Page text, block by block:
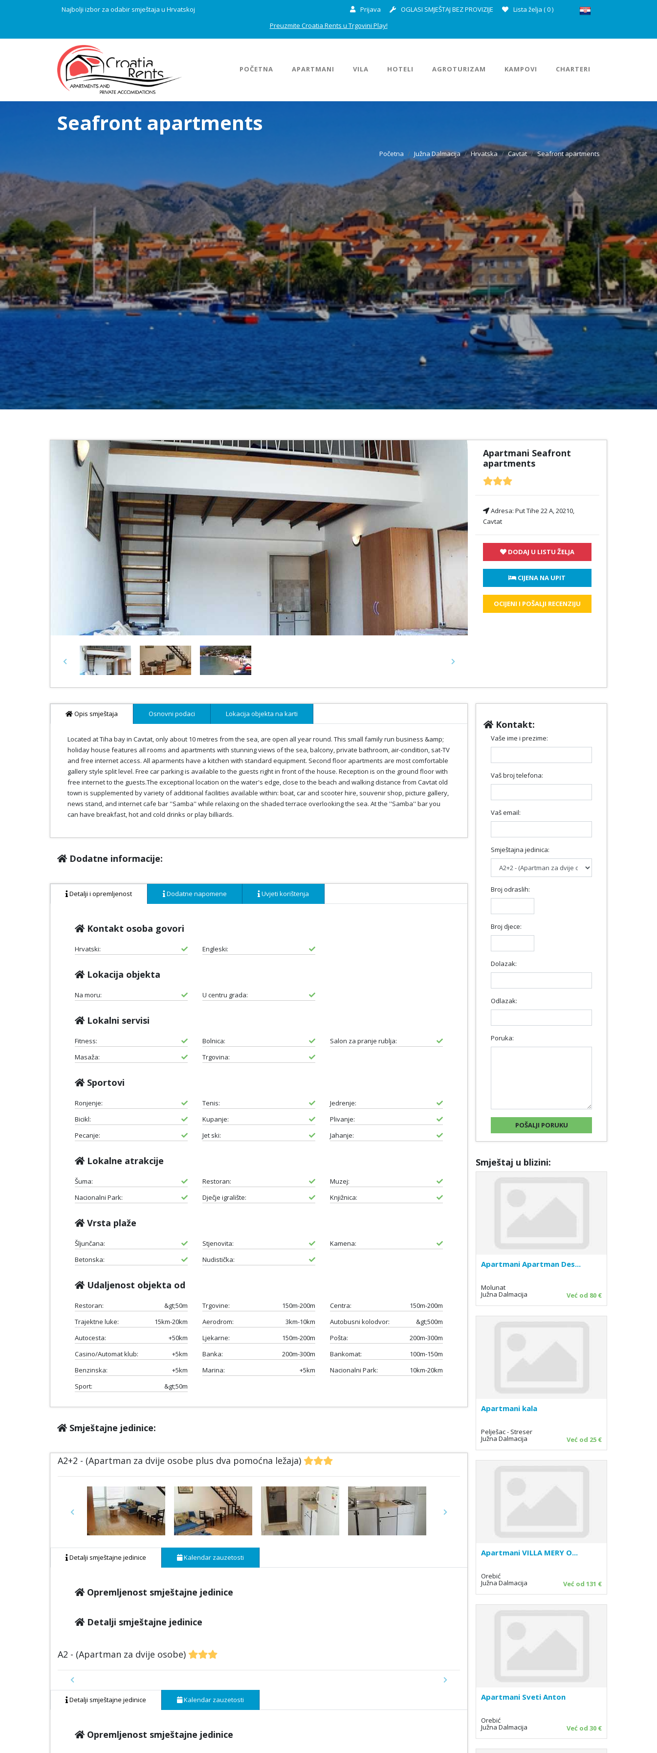
Najbolji izbor za odabir smještaja u Hrvatskoj Prijava OGLASI SMJEŠTAJ BEZ PROVIZIJE Lista želja (0)
Preuzmite Croatia Rents u Trgovini Play!
POČETNA APARTMANI VILA HOTELI AGROTURIZAM KAMPOVI CHARTERI
Seafront apartments
Početna Južna Dalmacija Hrvatska Cavtat Seafront apartments
Previous Next
Apartmani Seafront
apartments
Adresa: Put Tihe 22 A, 20210,
Cavtat
DODAJ U LISTU ŽELJA
CIJENA NA UPIT
OCIJENI I POŠALJI RECENZIJU
Opis smještaja Osnovni podaci Lokacija objekta na karti
Located at Tiha bay in Cavtat, only about 10 metres from the sea, are open all year round. This small family run business &amp;
holiday house features all rooms and apartments with stunning views of the sea, balcony, private bathroom, air-condition, sat-TV
and free internet access. All aparments have a kitchen with standard equipment. Second floor apartments are most comfortable
gallery style split level. Free car parking is available to the guests right in front of the house. Reception is on the ground floor with
free internet to the guests.The exceptional location on the water's edge, close to the beach and walking distance from Cavtat old
town is supplemented by variety of additional facilities available within: boat, car and scooter hire, souvenir shop, picture gallery,
news stand, and internet cafe bar ''Samba'' while relaxing on the shaded terrace overlooking the sea. At the ''Samba'' bar you
can have breakfast, hot and cold drinks or play billiards.
Dodatne informacije:
Detalji i opremljenost Dodatne napomene Uvjeti korištenja
Kontakt osoba govori
Hrvatski: Engleski:
Lokacija objekta
Na moru: U centru grada:
Lokalni servisi
Fitness: Bolnica:
Salon za pranje rublja:
Masaža:
Trgovina:
Sportovi
Ronjenje: Tenis:
Jedrenje:
Bicikl:
Kupanje:
Plivanje:
Pecanje:
Jet ski: Jahanje:
Lokalne atrakcije
Šuma: Restoran:
Muzej:
Nacionalni Park:
Dječje igralište: Knjižnica:
Vrsta plaže
Šljunčana: Stjenovita:
Kamena:
Betonska:
Nudistička:
Udaljenost objekta od
Restoran: &gt;50m Trgovine: 150m-200m Centra:
150m-200m
Trajektne luke:
15km-20km Aerodrom: 3km-10km Autobusni kolodvor:
&gt;500m
Autocesta:
+50km Ljekarne: 150m-200m Pošta:
200m-300m
Casino/Automat klub:
+5km Banka: 200m-300m Bankomat:
100m-150m
Benzinska:
+5km Marina: +5km Nacionalni Park:
10km-20km
Sport:
&gt;50m
Smještajne jedinice:
A2+2 - (Apartman za dvije osobe plus dva pomoćna ležaja)
Previous Next
Detalji smještajne jedinice Kalendar zauzetosti
Opremljenost smještajne jedinice
Detalji smještajne jedinice
A2 - (Apartman za dvije osobe)
Previous
Next
Detalji smještajne jedinice
Kalendar zauzetosti
Opremljenost smještajne jedinice
Kontakt:
Vaše ime i prezime:
Vaš broj telefona:
Vaš email:
Smještajna jedinica:
Broj odraslih:
Broj djece:
Dolazak:
Odlazak:
Poruka:
Smještaj u blizini:
Apartmani Apartman Des...
Molunat
Južna Dalmacija Već od 80 €
Apartmani kala
Pelješac - Streser
Južna Dalmacija Već od 25 €
Apartmani VILLA MERY O...
Orebić
Južna Dalmacija Već od 131 €
Apartmani Sveti Anton
Orebić
Južna Dalmacija Već od 30 €